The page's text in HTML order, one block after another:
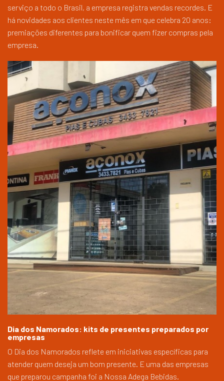
serviço a todo o Brasil, a empresa registra vendas recordes. E
há novidades aos clientes neste mês em que celebra 20 anos:
premiações diferentes para bonificar quem fizer compras pela
empresa.
Dia dos Namorados: kits de presentes preparados por
empresas
O Dia dos Namorados reflete em iniciativas específicas para
atender quem deseja um bom presente. E uma das empresas
que preparou campanha foi a Nossa Adega Bebidas.